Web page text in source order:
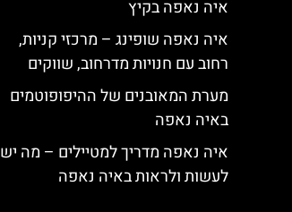
איה נאפה בקיץ
איה נאפה שופינג – מרכזי קניות,
רחוב עם חנויות מדרחוב, שווקים
מערת המאובנים של ההיפופוטמים
באיה נאפה
איה נאפה מדריך למטיילים – מה יש
לעשות ולראות באיה נאפה